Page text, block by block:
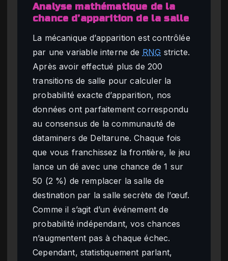
Analyse mathématique de la
chance d’apparition de la salle
La mécanique d’apparition est contrôlée
par une variable interne de RNG stricte.
Après avoir effectué plus de 200
transitions de salle pour calculer la
probabilité exacte d’apparition, nos
données ont parfaitement correspondu
au consensus de la communauté de
dataminers de Deltarune. Chaque fois
que vous franchissez la frontière, le jeu
lance un dé avec une chance de 1 sur
50 (2 %) de remplacer la salle de
destination par la salle secrète de l’œuf.
Comme il s’agit d’un événement de
probabilité indépendant, vos chances
n’augmentent pas à chaque échec.
Cependant, statistiquement parlant,